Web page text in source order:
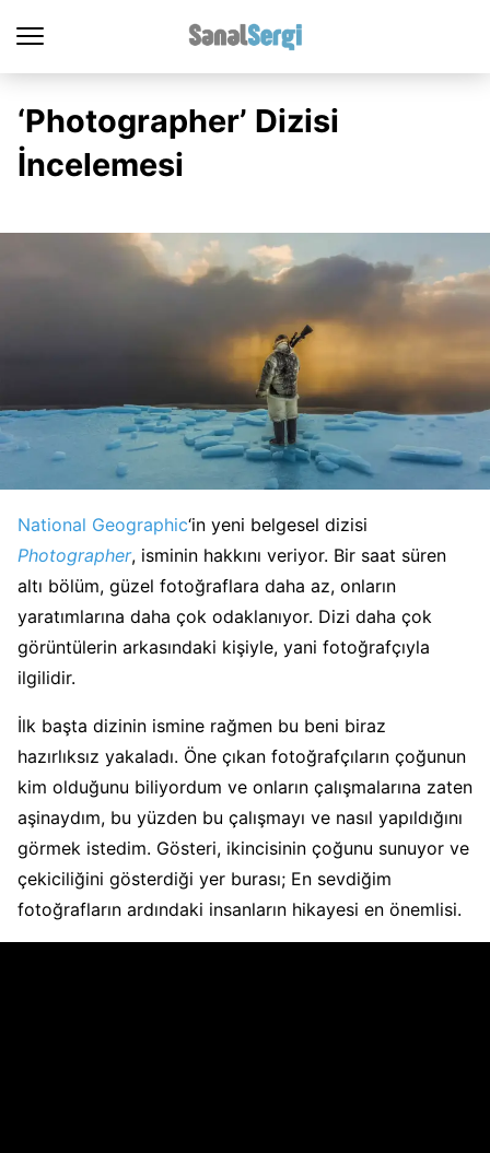
‘Photographer’ Dizisi
İncelemesi
National Geographic‘in yeni belgesel dizisi
Photographer, isminin hakkını veriyor. Bir saat süren
altı bölüm, güzel fotoğraflara daha az, onların
yaratımlarına daha çok odaklanıyor. Dizi daha çok
görüntülerin arkasındaki kişiyle, yani fotoğrafçıyla
ilgilidir.
İlk başta dizinin ismine rağmen bu beni biraz
hazırlıksız yakaladı. Öne çıkan fotoğrafçıların çoğunun
kim olduğunu biliyordum ve onların çalışmalarına zaten
aşinaydım, bu yüzden bu çalışmayı ve nasıl yapıldığını
görmek istedim. Gösteri, ikincisinin çoğunu sunuyor ve
çekiciliğini gösterdiği yer burası; En sevdiğim
fotoğrafların ardındaki insanların hikayesi en önemlisi.